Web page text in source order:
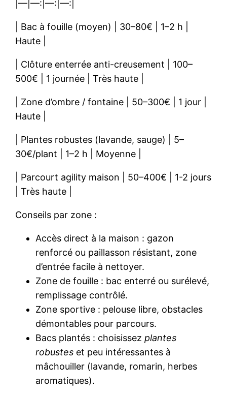
|—|—:|—:|—:|
| Bac à fouille (moyen) | 30–80€ | 1–2 h |
Haute |
| Clôture enterrée anti-creusement | 100–
500€ | 1 journée | Très haute |
| Zone d’ombre / fontaine | 50–300€ | 1 jour |
Haute |
| Plantes robustes (lavande, sauge) | 5–
30€/plant | 1–2 h | Moyenne |
| Parcourt agility maison | 50–400€ | 1-2 jours
| Très haute |
Conseils par zone :
Accès direct à la maison : gazon
renforcé ou paillasson résistant, zone
d’entrée facile à nettoyer.
Zone de fouille : bac enterré ou surélevé,
remplissage contrôlé.
Zone sportive : pelouse libre, obstacles
démontables pour parcours.
Bacs plantés : choisissezplantes
robustes et peu intéressantes à
mâchouiller (lavande, romarin, herbes
aromatiques).